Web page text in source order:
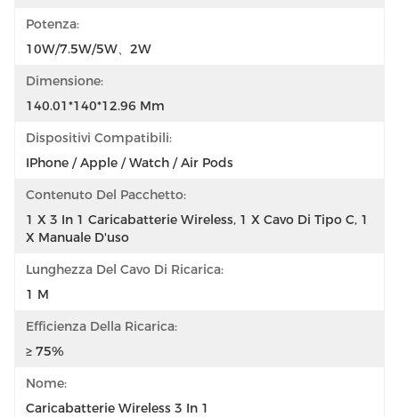
Potenza:
10W/7.5W/5W、2W
Dimensione:
140.01*140*12.96 Mm
Dispositivi Compatibili:
IPhone / Apple / Watch / Air Pods
Contenuto Del Pacchetto:
1 X 3 In 1 Caricabatterie Wireless, 1 X Cavo Di Tipo C, 1
X Manuale D'uso
Lunghezza Del Cavo Di Ricarica:
1 M
Efficienza Della Ricarica:
≥ 75%
Nome:
Caricabatterie Wireless 3 In 1